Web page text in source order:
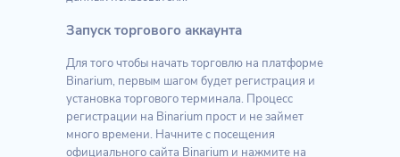
Запуск торгового аккаунта
Для того чтобы начать торговлю на платформе
Binarium, первым шагом будет регистрация и
установка торгового терминала. Процесс
регистрации на Binarium прост и не займет
много времени. Начните с посещения
официального сайта Binarium и нажмите на